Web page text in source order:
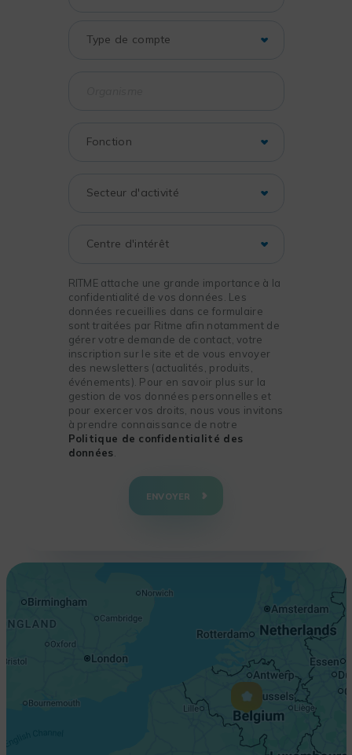
RITME attache une grande importance à la
confidentialité de vos données. Les
données recueillies dans ce formulaire
sont traitées par Ritme afin notamment de
gérer votre demande de contact, votre
inscription sur le site et de vous envoyer
des newsletters (actualités, produits,
événements). Pour en savoir plus sur la
gestion de vos données personnelles et
pour exercer vos droits, nous vous invitons
à prendre connaissance de notre
Politique de confidentialité des
données
ENVOYER